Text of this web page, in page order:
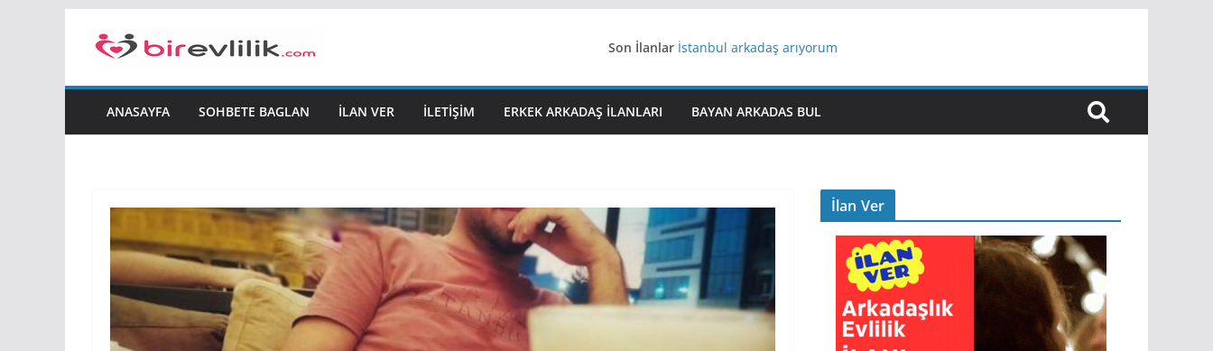
Son İlanlar İstanbul arkadaş arıyorum
Yeni Bir Aşk Lazım
iş arayanlara iş
ANASAYFA SOHBETE BAGLAN İLAN VER İLETIŞIM ERKEK ARKADAŞ ILANLARI BAYAN ARKADAS BUL
İlan Ver